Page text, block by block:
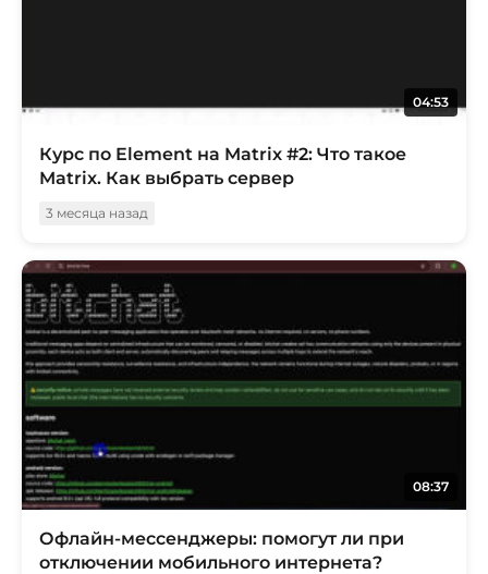
04:53
Курс по Element на Matrix #2: Что такое
Matrix. Как выбрать сервер
3 месяца назад
08:37
Офлайн-мессенджеры: помогут ли при
отключении мобильного интернета?